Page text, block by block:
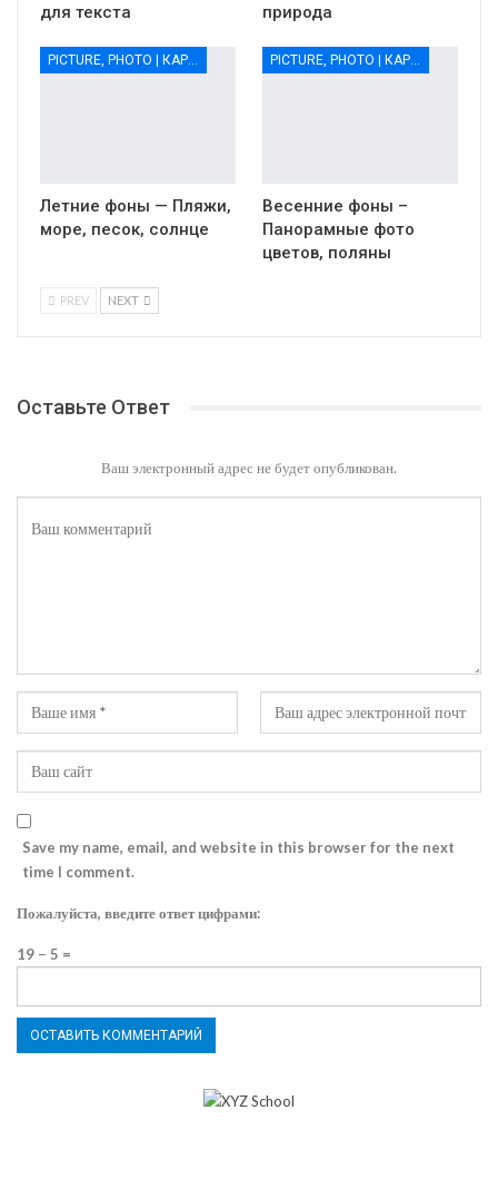
для текста
природа
PICTURE, PHOTO | КАРТИНКИ, ФОТО
Летние фоны — Пляжи,
море, песок, солнце
PICTURE, PHOTO | КАРТИНКИ, ФОТО
Весенние фоны –
Панорамные фото
цветов, поляны
PREV NEXT
Оставьте Ответ
Ваш электронный адрес не будет опубликован.
Save my name, email, and website in this browser for the next
time I comment.
Пожалуйста, введите ответ цифрами:
19 − 5 =